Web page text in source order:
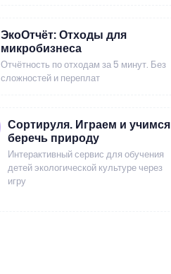
ЭкоОтчёт: Отходы для
микробизнеса
Отчётность по отходам за 5 минут. Без
сложностей и переплат
Сортируля. Играем и учимся
беречь природу
Интерактивный сервис для обучения
детей экологической культуре через
игру